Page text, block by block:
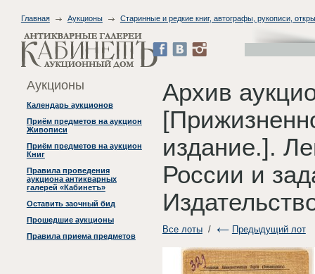
Главная Аукционы Старинные и редкие книг, автографы, рукописи,
Аукционы
Календарь аукционов
Приём предметов на аукцион
Живописи
Приём предметов на аукцион
Книг
Правила проведения
аукциона антикварных
галерей «Кабинетъ»
Оставить заочный бид
Прошедшие аукционы
Правила приема предметов
Архив
издание.].
России и
Все лоты/ Предыдущий лот